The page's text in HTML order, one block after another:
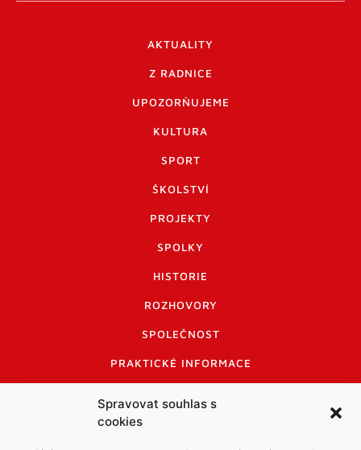
Spravovat souhlas s
cookies
AKTUALITY
Z RADNICE
UPOZORŇUJEME
KULTURA
SPORT
ŠKOLSTVÍ
PROJEKTY
SPOLKY
HISTORIE
ROZHOVORY
SPOLEČNOST
PRAKTICKÉ INFORMACE
INFORMACE A KODEX DISKUTUJÍCÍCH